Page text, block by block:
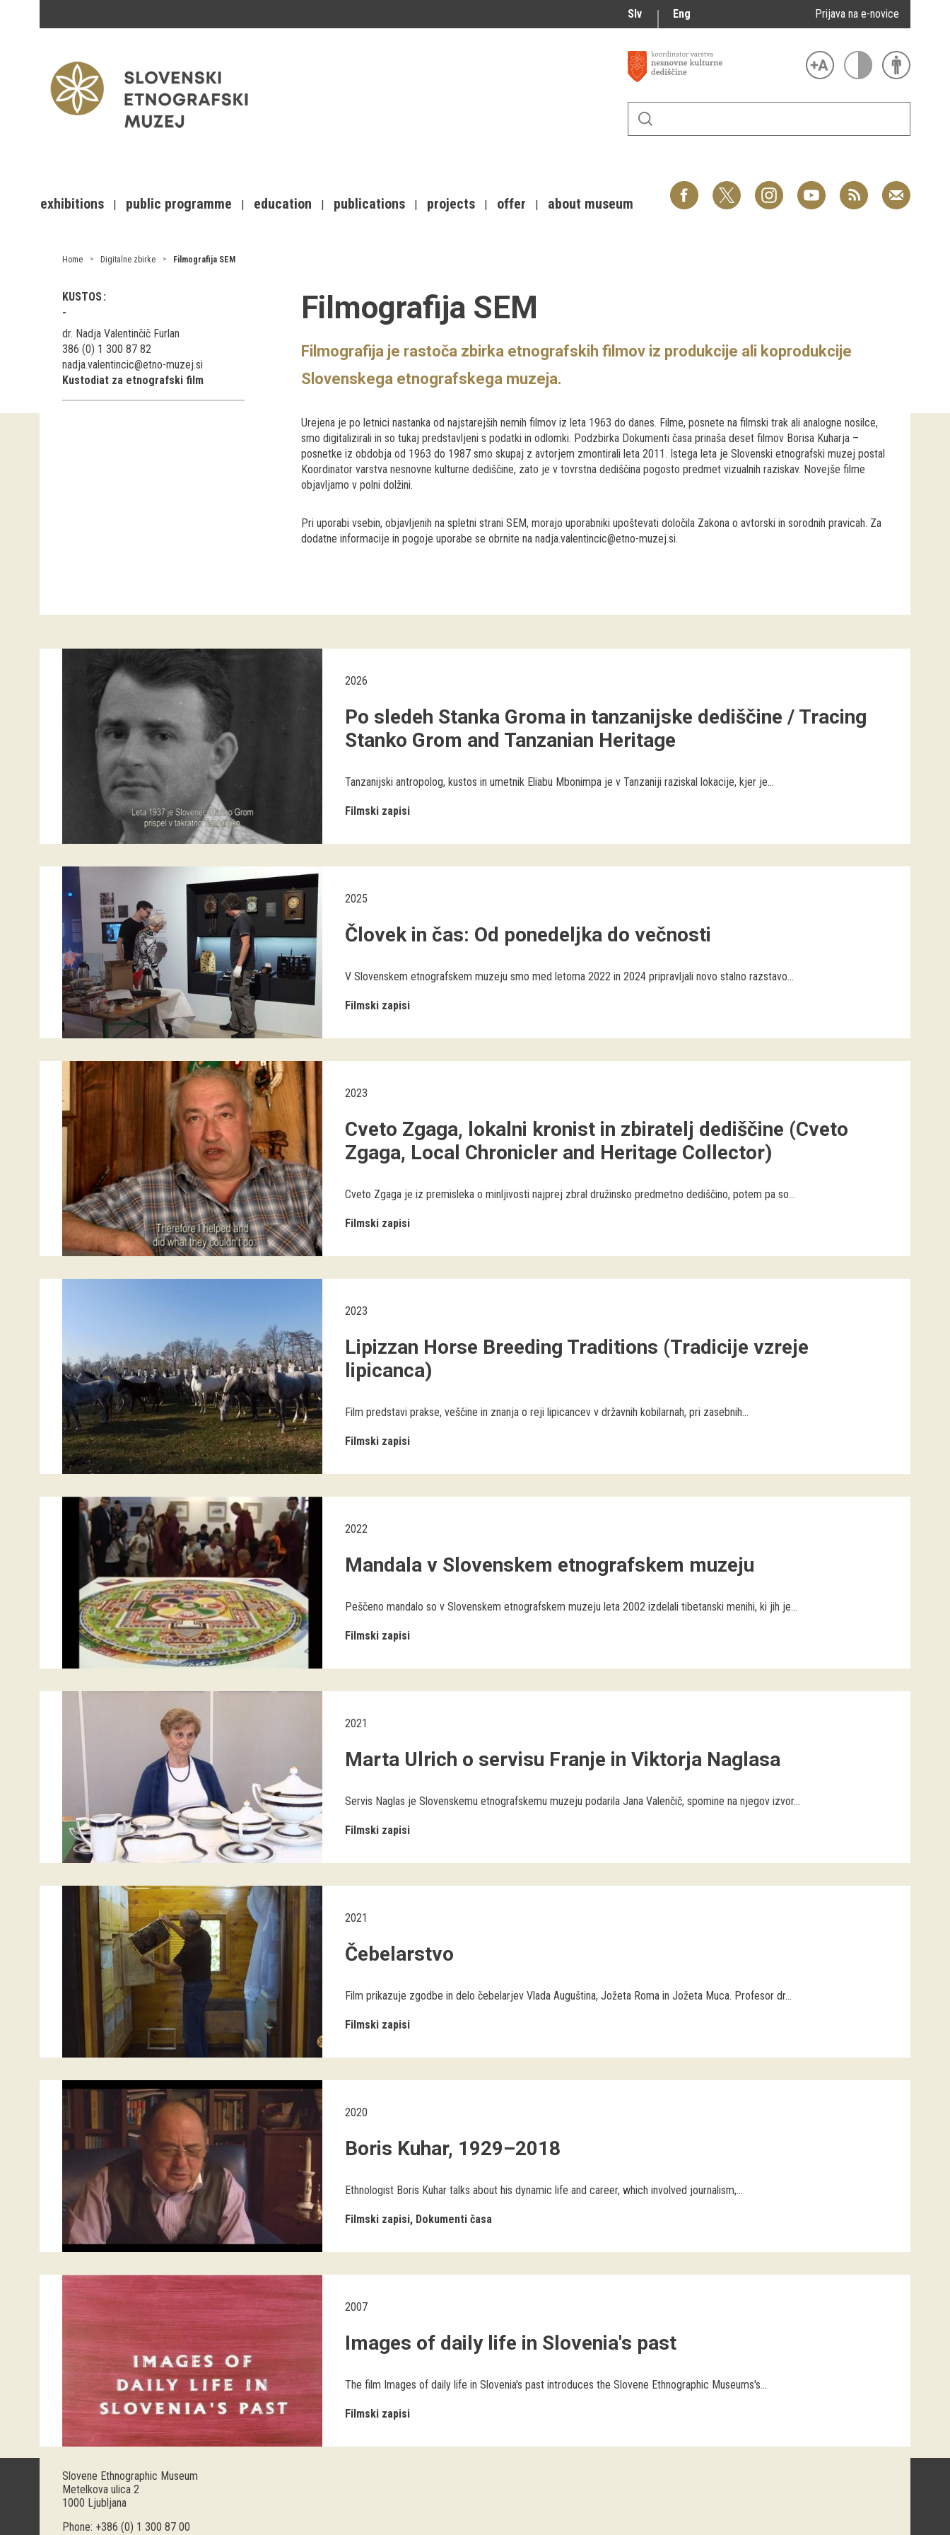
Slv Eng Prijava na e-novice
exhibitions public programme education publications projects offer about museum
Home Digitalne zbirke Filmografija SEM
KUSTOS
dr. Nadja Valentinčič Furlan
386 (0) 1 300 87 82
nadja.valentincic@etno-muzej.si
Kustodiat za etnografski film
Filmografija SEM
Filmografija je rastoča zbirka etnografskih filmov iz produkcije ali koprodukcije
Slovenskega etnografskega muzeja.
Urejena je po letnici nastanka od najstarejših nemih filmov iz leta 1963 do danes. Filme, posnete na filmski trak ali analogne nosilce,
smo digitalizirali in so tukaj predstavljeni s podatki in odlomki. Podzbirka Dokumenti časa prinaša deset filmov Borisa Kuharja –
posnetke iz obdobja od 1963 do 1987 smo skupaj z avtorjem zmontirali leta 2011. Istega leta je Slovenski etnografski muzej postal
Koordinator varstva nesnovne kulturne dediščine, zato je v tovrstna dediščina pogosto predmet vizualnih raziskav. Novejše filme
objavljamo v polni dolžini.
Pri uporabi vsebin, objavljenih na spletni strani SEM, morajo uporabniki upoštevati določila Zakona o avtorski in sorodnih pravicah. Za
dodatne informacije in pogoje uporabe se obrnite na nadja.valentincic@etno-muzej.si.
2026
Po sledeh Stanka Groma in tanzanijske dediščine / Tracing
Stanko Grom and Tanzanian Heritage
Tanzanijski antropolog, kustos in umetnik Eliabu Mbonimpa je v Tanzaniji raziskal lokacije, kjer je...
Filmski zapisi
2025
Človek in čas: Od ponedeljka do večnosti
V Slovenskem etnografskem muzeju smo med letoma 2022 in 2024 pripravljali novo stalno razstavo...
Filmski zapisi
2023
Cveto Zgaga, lokalni kronist in zbiratelj dediščine (Cveto
Zgaga, Local Chronicler and Heritage Collector)
Cveto Zgaga je iz premisleka o minljivosti najprej zbral družinsko predmetno dediščino, potem pa so...
Filmski zapisi
2023
Lipizzan Horse Breeding Traditions (Tradicije vzreje
lipicanca)
Film predstavi prakse, veščine in znanja o reji lipicancev v državnih kobilarnah, pri zasebnih...
Filmski zapisi
2022
Mandala v Slovenskem etnografskem muzeju
Peščeno mandalo so v Slovenskem etnografskem muzeju leta 2002 izdelali tibetanski menihi, ki jih je...
Filmski zapisi
2021
Marta Ulrich o servisu Franje in Viktorja Naglasa
Servis Naglas je Slovenskemu etnografskemu muzeju podarila Jana Valenčič, spomine na njegov izvor...
Filmski zapisi
2021
Čebelarstvo
Film prikazuje zgodbe in delo čebelarjev Vlada Auguština, Jožeta Roma in Jožeta Muca. Profesor dr...
Filmski zapisi
2020
Boris Kuhar, 1929–2018
Ethnologist Boris Kuhar talks about his dynamic life and career, which involved journalism,...
Filmski zapisi Dokumenti časa
2007
Images of daily life in Slovenia's past
The film Images of daily life in Slovenia's past introduces the Slovene Ethnographic Museums's...
Filmski zapisi
Slovene Ethnographic Museum
Metelkova ulica 2
1000 Ljubljana
Phone: +386 (0) 1 300 87 00